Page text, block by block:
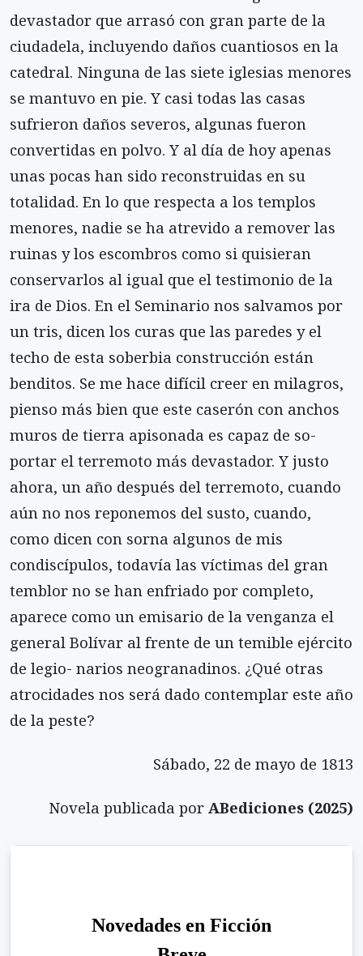
devastador que arrasó con gran parte de la
ciudadela, incluyendo daños cuantiosos en la
catedral. Ninguna de las siete iglesias menores
se mantuvo en pie. Y casi todas las casas
sufrieron daños severos, algunas fueron
convertidas en polvo. Y al día de hoy apenas
unas pocas han sido reconstruidas en su
totalidad. En lo que respecta a los templos
menores, nadie se ha atrevido a remover las
ruinas y los escombros como si quisieran
conservarlos al igual que el testimonio de la
ira de Dios. En el Seminario nos salvamos por
un tris, dicen los curas que las paredes y el
techo de esta soberbia construcción están
benditos. Se me hace difícil creer en milagros,
pienso más bien que este caserón con anchos
muros de tierra apisonada es capaz de so-
portar el terremoto más devastador. Y justo
ahora, un año después del terremoto, cuando
aún no nos reponemos del susto, cuando,
como dicen con sorna algunos de mis
condiscípulos, todavía las víctimas del gran
temblor no se han enfriado por completo,
aparece como un emisario de la venganza el
general Bolívar al frente de un temible ejército
de legio- narios neogranadinos. ¿Qué otras
atrocidades nos será dado contemplar este año
de la peste?
Sábado, 22 de mayo de 1813
Novela publicada por ABediciones (2025)